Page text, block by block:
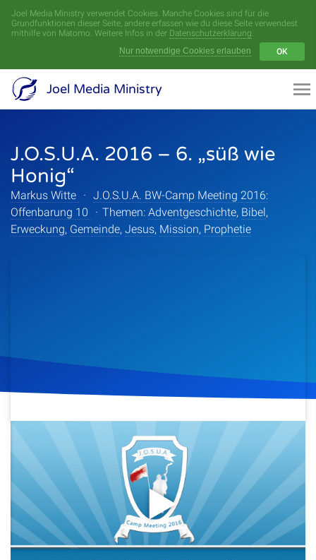
Joel Media Ministry verwendet Cookies. Manche Cookies sind für die
Grundfunktionen dieser Seite, andere erfassen wie du diese Seite verwendest
mithilfe von Matomo. Weitere Infos in der Datenschutzerklärung.
Nur notwendige Cookies erlauben
OK
Joel Media Ministry
J.O.S.U.A. 2016 – 6. „süß wie
Honig“
Markus Witte · J.O.S.U.A. BW-Camp Meeting 2016:
Offenbarung 10
· Themen: Adventgeschichte, Bibel,
Erweckung, Gemeinde, Jesus, Mission, Prophetie
28. Juli 2016 1.356Klicks Download
In dieser Predigt wird das Thema „süß wie Honig“ anhand
von biblischen Texten und historischen Beispielen aus der
Menü
Videoarchiv
Serien
Themen
Über Uns
Kontakt
Spenden